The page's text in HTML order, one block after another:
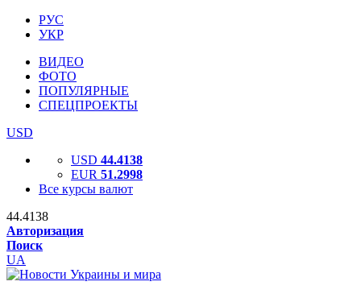
РУС
УКР
ВИДЕО
ФОТО
ПОПУЛЯРНЫЕ
СПЕЦПРОЕКТЫ
USD
USD 44.4138
EUR 51.2998
Все курсы валют
44.4138
Авторизация
Поиск
UA